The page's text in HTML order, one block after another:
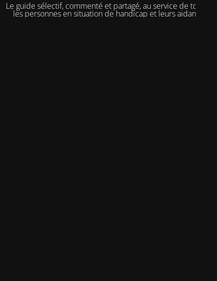
Le guide sélectif, commenté et partagé, au service de toutes
les personnes en situation de handicap et leurs aidants.